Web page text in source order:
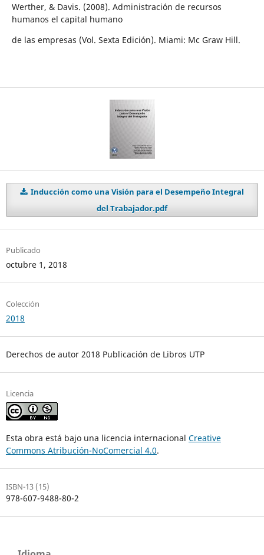
Werther, & Davis. (2008). Administración de recursos
humanos el capital humano
de las empresas (Vol. Sexta Edición). Miami: Mc Graw Hill.
Inducción como una Visión para el Desempeño Integral
del Trabajador.pdf
Publicado
octubre 1, 2018
Colección
2018
Derechos de autor 2018 Publicación de Libros UTP
Licencia
Esta obra está bajo una licencia internacional Creative
Commons Atribución-NoComercial 4.0.
ISBN-13 (15)
978-607-9488-80-2